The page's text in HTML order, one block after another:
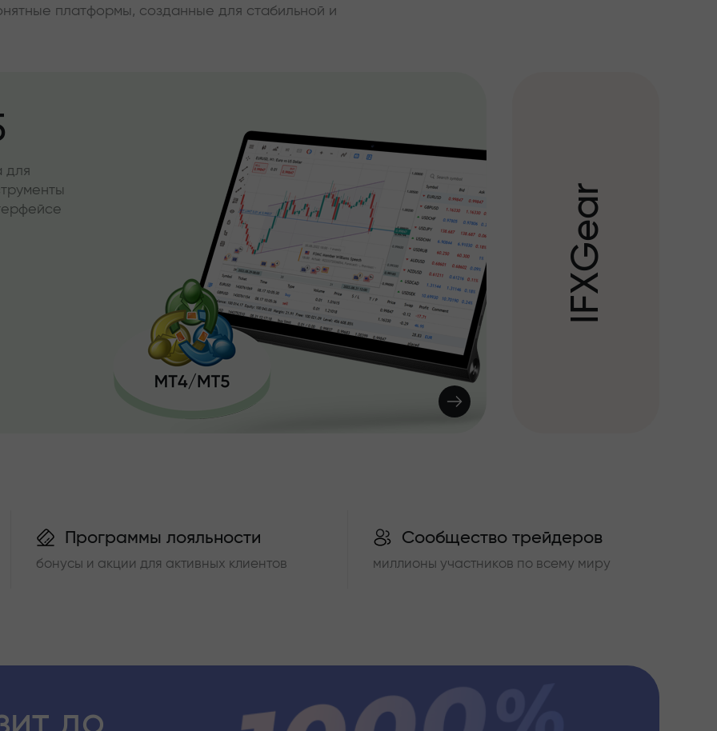
платформы, созданные для стабильной и
для
I
F
X
G
e
a
r
Программы лояльности
бонусы и акции для активных клиентов
Сообщество трейдеров
миллионы участников по всему миру
до